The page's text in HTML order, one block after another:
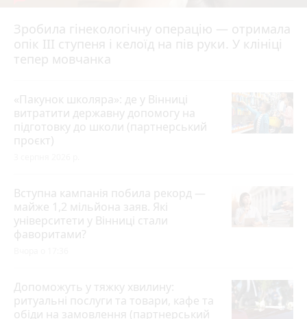
Зробила гінекологічну операцію — отримала
опік ІІІ ступеня і келоїд на пів руки. У клініці
тепер мовчанка
«Пакунок школяра»: де у Вінниці
витратити державну допомогу на
підготовку до школи (партнерський
проєкт)
Вступна кампанія побила рекорд —
майже 1,2 мільйона заяв. Які
університети у Вінниці стали
фаворитами?
Допоможуть у тяжку хвилину:
ритуальні послуги та товари, кафе та
обіди на замовлення (партнерський